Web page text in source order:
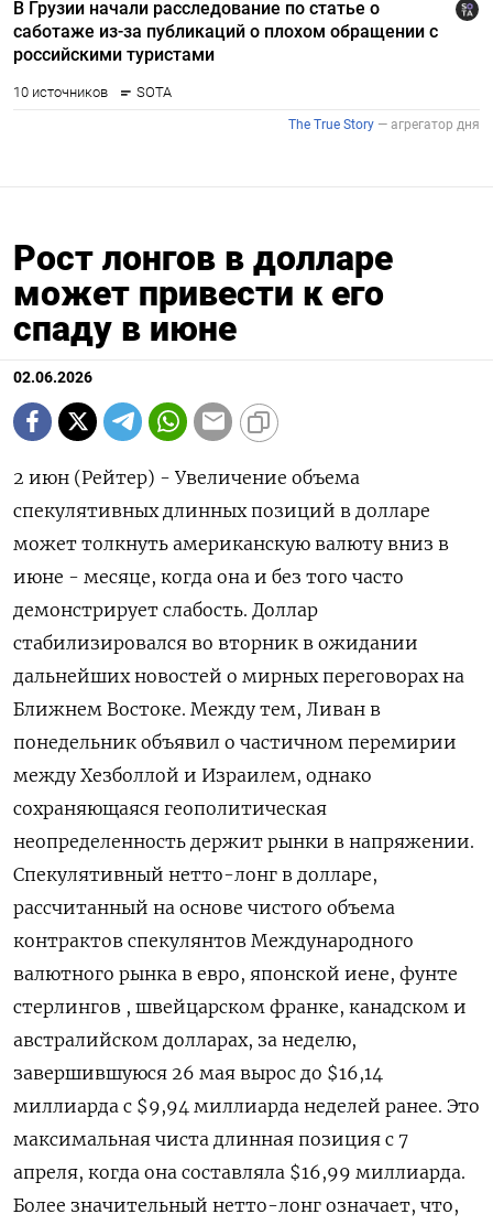
Рост лонгов в долларе
может привести к его
спаду в июне
02.06.2026
2 июн (Рейтер) - Увеличение объема
спекулятивных длинных позиций в долларе
может толкнуть американскую валюту вниз в
июне - месяце, ‌когда она и без того часто
демонстрирует слабость. Доллар
стабилизировался во вторник в ожидании
дальнейших новостей о ​мирных переговорах на ​
Ближнем ​Востоке. Между тем, Ливан ⁠в
понедельник объявил о ‌частичном перемирии
между Хезболлой и ‌Израилем, однако
сохраняющаяся геополитическая
неопределенность держит рынки в напряжении.
Спекулятивный ​нетто-лонг в долларе,
рассчитанный на основе чистого ‌объема
контрактов спекулянтов Международного
валютного рынка в ​евро, японской иене, фунте
стерлингов , швейцарском франке, ‌канадском и
австралийском долларах, за неделю,
завершившуюся 26 мая вырос до $16,14
миллиарда с $9,94 миллиарда неделей ​ранее. Это
максимальная ​чиста длинная ‌позиция с 7
апреля, когда она составляла $16,99 миллиарда.
Более ​значительный нетто-лонг означает, что,